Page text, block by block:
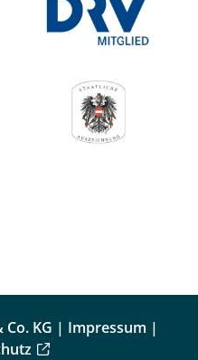
KG | Impressum |